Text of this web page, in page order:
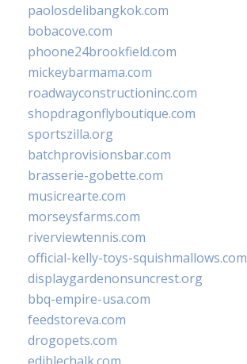
paolosdelibangkok.com
bobacove.com
phoone24brookfield.com
mickeybarmama.com
roadwayconstructioninc.com
shopdragonflyboutique.com
sportszilla.org
batchprovisionsbar.com
brasserie-gobette.com
musicrearte.com
morseysfarms.com
riverviewtennis.com
official-kelly-toys-squishmallows.com
displaygardenonsuncrest.org
bbq-empire-usa.com
feedstoreva.com
drogopets.com